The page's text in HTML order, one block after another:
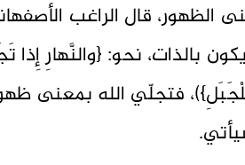
الظهور، قال الراغب
يكون بالذات، نحو: {والنَّهارِ
فتجلّي الله بمعنى